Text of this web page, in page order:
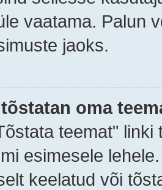
vaatama. Palun
jaoks.
oma
teemat"
esimesele
keelatud või